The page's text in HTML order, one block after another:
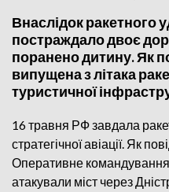
Внаслідок ракетного
постраждало двоє
поранено дитину. Як
випущена з літака
туристичної
16 травня РФ завдала
стратегічної авіації. Як
Оперативне командування
атакували міст через